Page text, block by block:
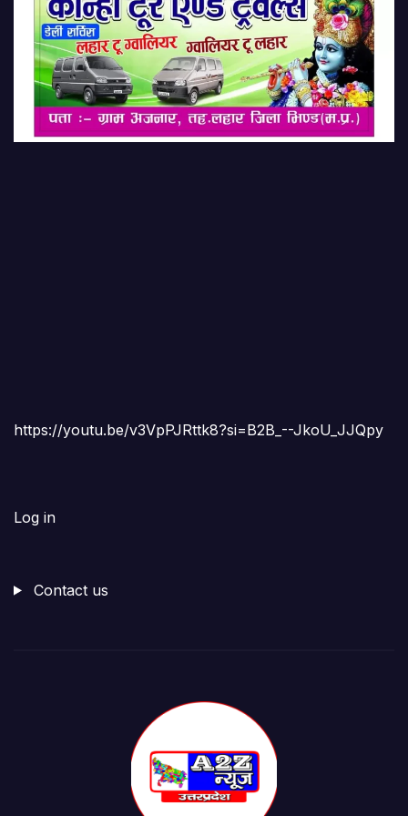
https://youtu.be/v3VpPJRttk8?si=B2B_--JkoU_JJQpy
Log in
Contact us